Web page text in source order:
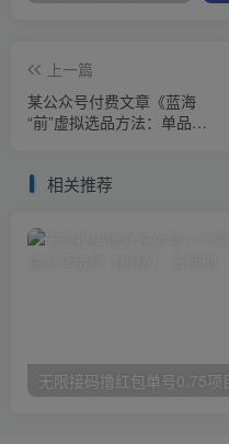
上一篇
某公众号付费文章《蓝海
“前”虚拟选品方法：单品收
相关推荐